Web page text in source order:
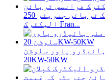
ہائیڈرولک ٹربائن جنریٹر 250KW ہائیڈرو
الیکٹرک Fran...
پاور سلوشن
20KW-50KW